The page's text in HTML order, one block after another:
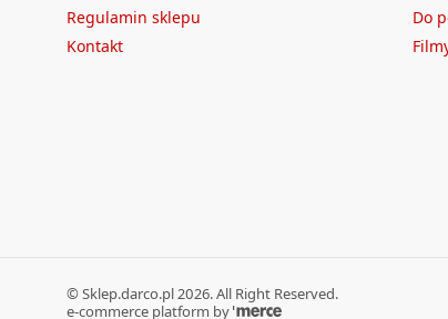
Regulamin sklepu
Kontakt
Do
© Sklep.darco.pl2026. All Right Reserved.
e-commerce platform by